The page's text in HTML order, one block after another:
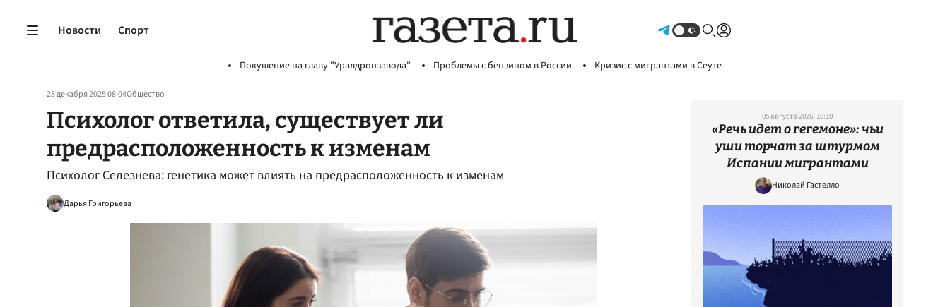
Новости Спорт
Покушение на главу "Уралдронзавода" Проблемы с бензином в России Кризис с мигрантами в Сеуте
23 декабря 2025 08:04Общество
Психолог ответила, существует ли
предрасположенность к изменам
Психолог Селезнева: генетика может влиять на предрасположенность к изменам
Дарья Григорьева
05 августа 2026, 18:10
«Речь идет о гегемоне»: чьи
уши торчат за штурмом
Испании мигрантами
Николай Гастелло